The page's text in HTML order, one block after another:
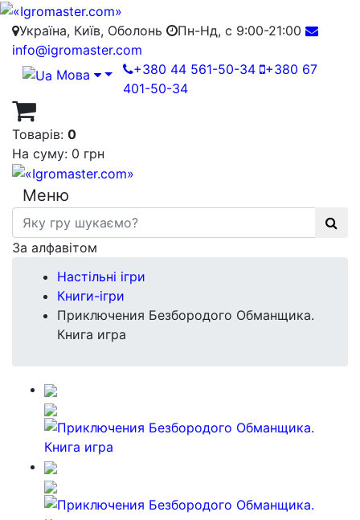
Україна, Київ, Оболонь
Пн-Нд, с 9:00-21:00
info@igromaster.com
Мова
+380 44 561-50-34 +380 67
401-50-34
Товарів: 0
На суму: 0 грн
Меню
За алфавітом
Настільні ігри
Книги-ігри
Приключения Безбородого Обманщика.
Книга игра